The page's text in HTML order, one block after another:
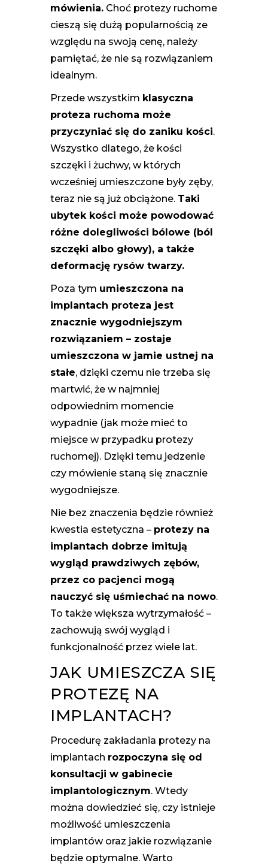
mówienia. Choć protezy ruchome
cieszą się dużą popularnością ze
względu na swoją cenę, należy
pamiętać, że nie są rozwiązaniem
idealnym.
Przede wszystkim klasyczna
proteza ruchoma może
przyczyniać się do zaniku kości.
Wszystko dlatego, że kości
szczęki i żuchwy, w których
wcześniej umieszczone były zęby,
teraz nie są już obciążone. Taki
ubytek kości może powodować
różne dolegliwości bólowe (ból
szczęki albo głowy), a także
deformację rysów twarzy.
Poza tym umieszczona na
implantach proteza jest
znacznie wygodniejszym
rozwiązaniem – zostaje
umieszczona w jamie ustnej na
stałe, dzięki czemu nie trzeba się
martwić, że w najmniej
odpowiednim momencie
wypadnie (jak może mieć to
miejsce w przypadku protezy
ruchomej). Dzięki temu jedzenie
czy mówienie staną się znacznie
wygodniejsze.
Nie bez znaczenia będzie również
kwestia estetyczna – protezy na
implantach dobrze imitują
wygląd prawdziwych zębów,
przez co pacjenci mogą
nauczyć się uśmiechać na nowo.
To także większa wytrzymałość –
zachowują swój wygląd i
funkcjonalność przez wiele lat.
JAK UMIESZCZA SIĘ
PROTEZĘ NA
IMPLANTACH?
Procedurę zakładania protezy na
implantach rozpoczyna się od
konsultacji w gabinecie
implantologicznym. Wtedy
można dowiedzieć się, czy istnieje
możliwość umieszczenia
implantów oraz jakie rozwiązanie
będzie optymalne. Warto